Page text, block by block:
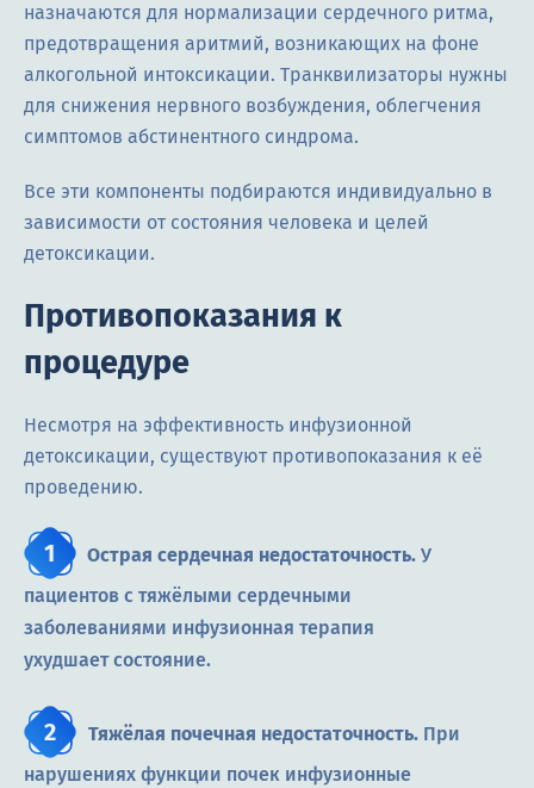
назначаются для нормализации сердечного ритма,
предотвращения аритмий, возникающих на фоне
алкогольной интоксикации. Транквилизаторы нужны
для снижения нервного возбуждения, облегчения
симптомов абстинентного синдрома.
Все эти компоненты подбираются индивидуально в
зависимости от состояния человека и целей
детоксикации.
Противопоказания к
процедуре
Несмотря на эффективность инфузионной
детоксикации, существуют противопоказания к её
проведению.
Острая сердечная недостаточность. У
пациентов с тяжёлыми сердечными
заболеваниями инфузионная терапия
ухудшает состояние.
Тяжёлая почечная недостаточность. При
нарушениях функции почек инфузионные